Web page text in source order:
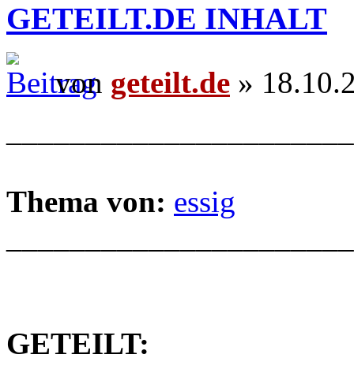
GETEILT.DE INHALT
von geteilt.de »
Thema von: essig
GETEILT: